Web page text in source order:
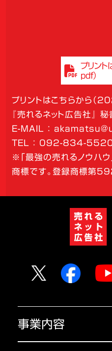
プリン
pdf）
プリントはこちらから
『売れるネット広告社』
E-MAIL ：
TEL ： 092-834-
※「最強の売れるノウハ
商標です。登録商標第
事業内容